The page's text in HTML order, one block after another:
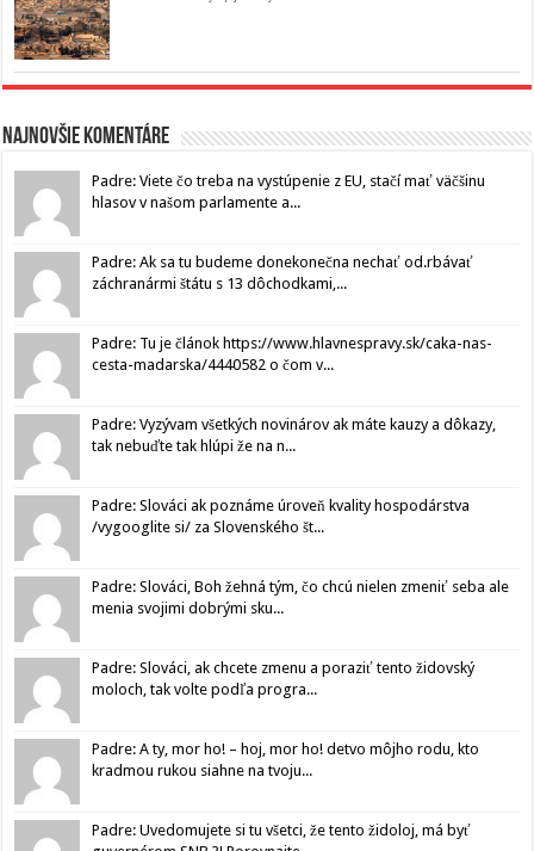
Najnovšie komentáre
Padre: Viete čo treba na vystúpenie z EU, stačí mať väčšinu
hlasov v našom parlamente a...
Padre: Ak sa tu budeme donekonečna nechať od.rbávať
záchranármi štátu s 13 dôchodkami,...
Padre: Tu je článok https://www.hlavnespravy.sk/caka-nas-
cesta-madarska/4440582 o čom v...
Padre: Vyzývam všetkých novinárov ak máte kauzy a dôkazy,
tak nebuďte tak hlúpi že na n...
Padre: Slováci ak poznáme úroveň kvality hospodárstva
/vygooglite si/ za Slovenského št...
Padre: Slováci, Boh žehná tým, čo chcú nielen zmeniť seba ale
menia svojimi dobrými sku...
Padre: Slováci, ak chcete zmenu a poraziť tento židovský
moloch, tak volte podľa progra...
Padre: A ty, mor ho! – hoj, mor ho! detvo môjho rodu, kto
kradmou rukou siahne na tvoju...
Padre: Uvedomujete si tu všetci, že tento židoloj, má byť